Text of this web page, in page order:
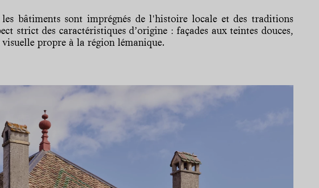
bâtiments sont imprégnés de l'histoire locale et des traditions
strict des caractéristiques d’origine : façades aux teintes douces,
propre à la région lémanique.